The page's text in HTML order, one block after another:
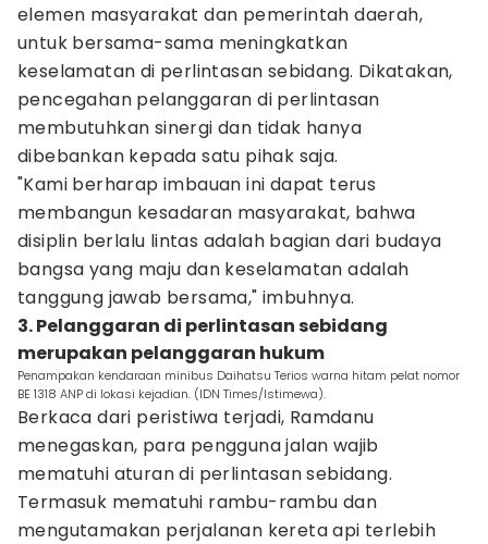
elemen masyarakat dan pemerintah daerah,
untuk bersama-sama meningkatkan
keselamatan di perlintasan sebidang. Dikatakan,
pencegahan pelanggaran di perlintasan
membutuhkan sinergi dan tidak hanya
dibebankan kepada satu pihak saja.
"Kami berharap imbauan ini dapat terus
membangun kesadaran masyarakat, bahwa
disiplin berlalu lintas adalah bagian dari budaya
bangsa yang maju dan keselamatan adalah
tanggung jawab bersama," imbuhnya.
3. Pelanggaran di perlintasan sebidang
merupakan pelanggaran hukum
Penampakan kendaraan minibus Daihatsu Terios warna hitam pelat nomor
BE 1318 ANP di lokasi kejadian. (IDN Times/Istimewa).
Berkaca dari peristiwa terjadi, Ramdanu
menegaskan, para pengguna jalan wajib
mematuhi aturan di perlintasan sebidang.
Termasuk mematuhi rambu-rambu dan
mengutamakan perjalanan kereta api terlebih